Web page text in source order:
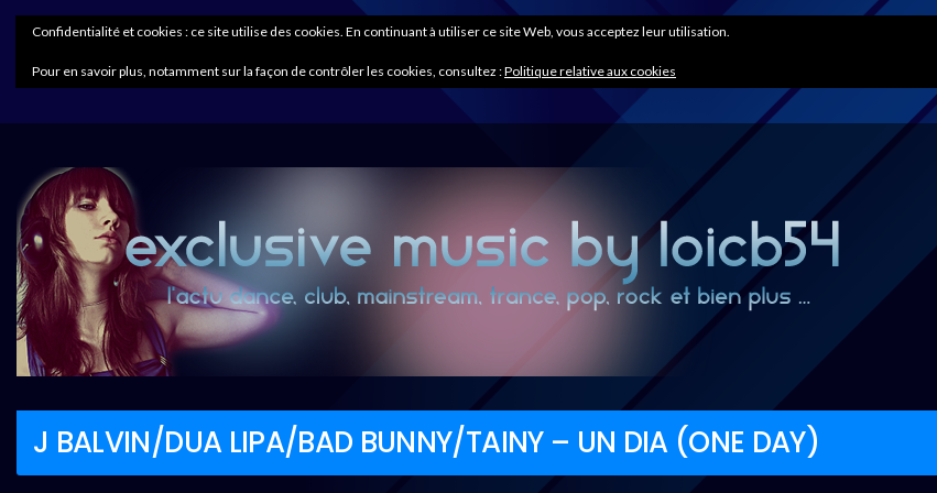
J BALVIN/DUA LIPA/BAD BUNNY/TAINY – UN DIA (ONE DAY)
Confidentialité et cookies : ce site utilise des cookies. En continuant à utiliser ce site Web, vous acceptez leur utilisation.
Pour en savoir plus, notamment sur la façon de contrôler les cookies, consultez :Politique relative aux cookies